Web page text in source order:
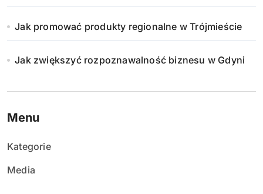
Jak promować produkty regionalne w Trójmieście
Jak zwiększyć rozpoznawalność biznesu w Gdyni
Menu
Kategorie
Media